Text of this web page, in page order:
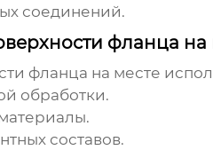
соединений.
фланца на
фланца на месте
обработки.
составов.